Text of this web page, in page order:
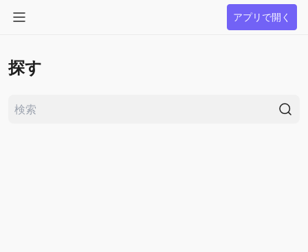
アプリで開く
探す